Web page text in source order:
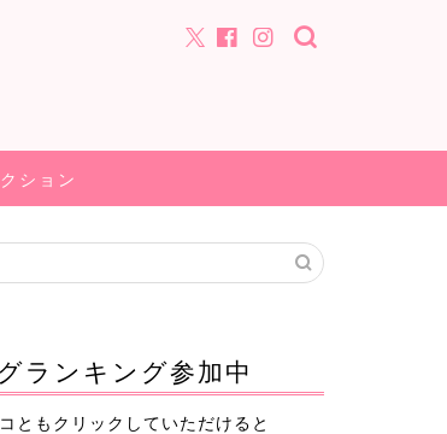
ション
ランキング参加中
ともクリックしていただけると